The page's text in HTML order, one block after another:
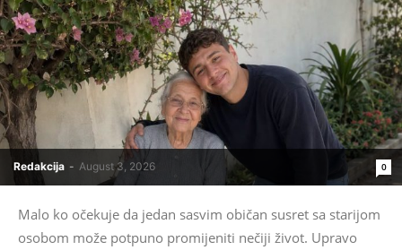
Redakcija - August 3, 2026 0
Malo ko očekuje da jedan sasvim običan susret sa starijom
osobom može potpuno promijeniti nečiji život. Upravo